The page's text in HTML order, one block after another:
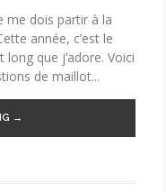
me dois partir à la
année, c’est le
que j’adore. Voici
de maillot...
→